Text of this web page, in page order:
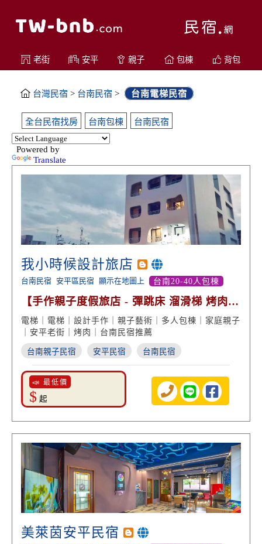
老街 安平 親子 包棟 背包
台灣民宿 > 台南民宿 > 台南電梯民宿
全台民宿找房 台南包棟 台南民宿
Powered by
Translate
我小時候設計旅店
台南民宿 安平區民宿 顯示在地圖上 台南20-40人包棟
【手作親子度假旅店 - 彈跳床 溜滑梯 烤肉歡
唱包棟】
電梯｜電梯｜設計手作｜親子藝術｜多人包棟｜家庭親子
｜安平老街｜烤肉｜台南民宿推薦
台南親子民宿 安平民宿 台南民宿
📣 最低價
$ 起
美萊茵安平民宿